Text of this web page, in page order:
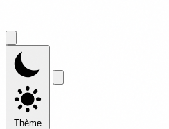
Thème